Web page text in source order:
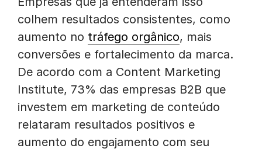
colhem resultados consistentes, como
aumento no tráfego orgânico, mais
conversões e fortalecimento da marca.
De acordo com a Content Marketing
Institute, 73% das empresas B2B que
investem em marketing de conteúdo
relataram resultados positivos e
aumento do engajamento com seu